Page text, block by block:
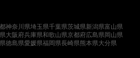
神奈川県埼玉県千葉県茨城県新潟県富山県
大阪府兵庫県和歌山県京都府広島県岡山県
徳島県愛媛県福岡県長崎県熊本県大分県